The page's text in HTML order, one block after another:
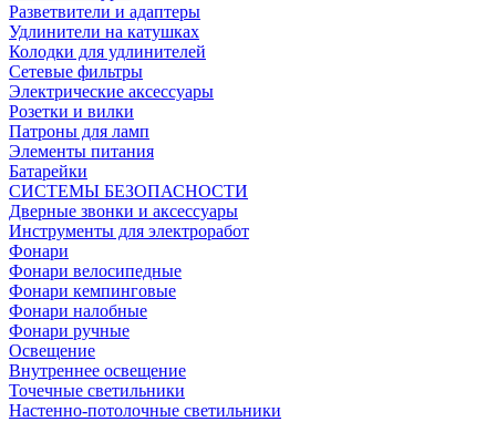
Разветвители и адаптеры
Удлинители на катушках
Колодки для удлинителей
Сетевые фильтры
Электрические аксессуары
Розетки и вилки
Патроны для ламп
Элементы питания
Батарейки
СИСТЕМЫ БЕЗОПАСНОСТИ
Дверные звонки и аксессуары
Инструменты для электроработ
Фонари
Фонари велосипедные
Фонари кемпинговые
Фонари налобные
Фонари ручные
Освещение
Внутреннее освещение
Точечные светильники
Настенно-потолочные светильники